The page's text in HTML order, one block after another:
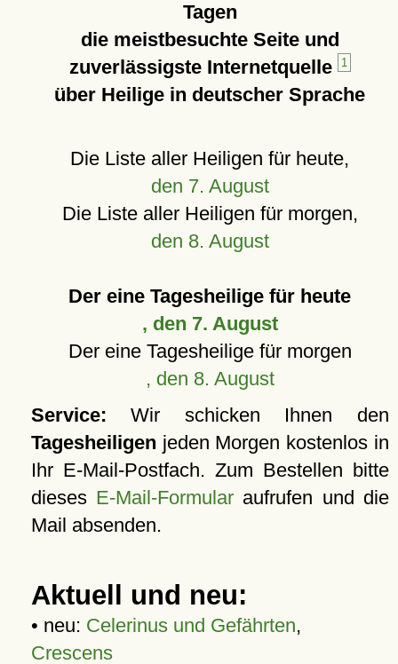
Tagen
die meistbesuchte Seite und
zuverlässigste Internetquelle
1
über Heilige in deutscher Sprache
Die Liste aller Heiligen für heute,
den 7. August
Die Liste aller Heiligen für morgen,
den 8. August
Der eine Tagesheilige für heute
, den 7. August
Der eine Tagesheilige für morgen
, den 8. August
Service: Wir schicken Ihnen den
Tagesheiligen jeden Morgen kostenlos in
Ihr E-Mail-Postfach. Zum Bestellen bitte
dieses E-Mail-Formular aufrufen und die
Mail absenden.
Aktuell und neu:
• neu: Celerinus und Gefährten,
Crescens